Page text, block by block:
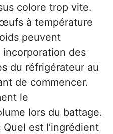
colore trop vite.
à température
peuvent
des
du réfrigérateur au
de commencer.
le
lors du battage.
est l’ingrédient